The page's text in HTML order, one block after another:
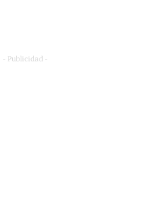
- Publicidad -